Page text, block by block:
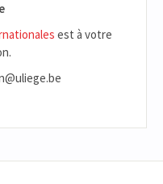
est à votre